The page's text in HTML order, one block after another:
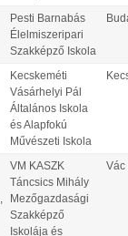
Pesti Barnabás
Élelmiszeripari
Szakképző Iskola
Kecskeméti
Vásárhelyi Pál
Általános Iskola
és Alapfokú
Művészeti Iskola
VM KASZK
Táncsics Mihály
Mezőgazdasági
Szakképző
Iskolája és
Vác